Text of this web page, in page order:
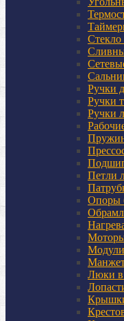
Ручки
Ручки
Ручки
Петли
Опоры
Люки в